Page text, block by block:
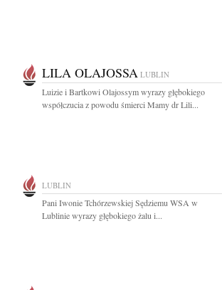
LILA OLAJOSSA LUBLIN
Luizie i Bartkowi Olajossym wyrazy głębokiego
współczucia z powodu śmierci Mamy dr Lili...
LUBLIN
Pani Iwonie Tchórzewskiej Sędziemu WSA w
Lublinie wyrazy głębokiego żalu i...